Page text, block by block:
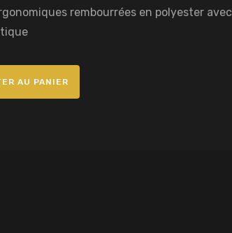
rembourrées en polyester avec
AU PANIER